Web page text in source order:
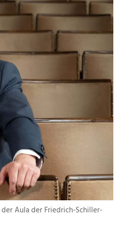
Aula der Friedrich-Schiller-